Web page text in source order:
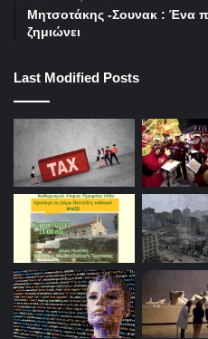
Μητσοτάκης -Σουνακ : Ένα
ζημιώνει
Last Modified Posts